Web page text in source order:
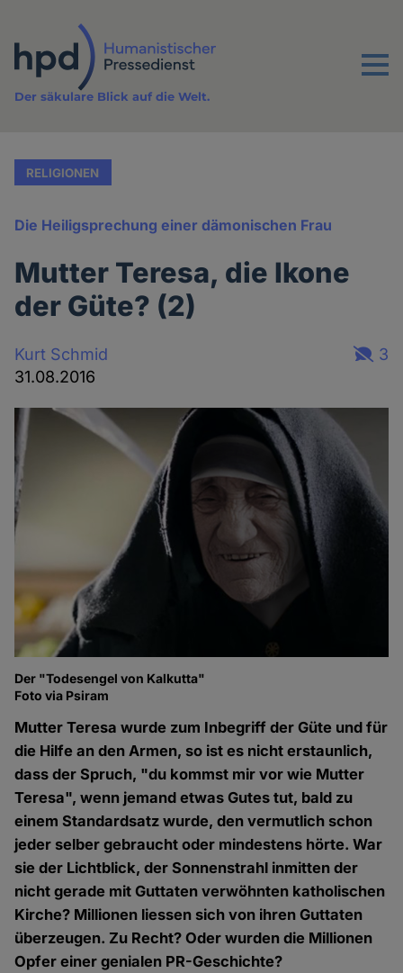
Inhalt
Menu
Der säkulare Blick auf die Welt.
RELIGIONEN
Die Heiligsprechung einer dämonischen Frau
Mutter Teresa, die Ikone
der Güte? (2)
Kurt Schmid
31.08.2016
3
Der "Todesengel von Kalkutta"
Foto via Psiram
Mutter Teresa wurde zum Inbegriff der Güte und für
die Hilfe an den Armen, so ist es nicht erstaunlich,
dass der Spruch, "du kommst mir vor wie Mutter
Teresa", wenn jemand etwas Gutes tut, bald zu
einem Standardsatz wurde, den vermutlich schon
jeder selber gebraucht oder mindestens hörte. War
sie der Lichtblick, der Sonnenstrahl inmitten der
nicht gerade mit Guttaten verwöhnten katholischen
Kirche? Millionen liessen sich von ihren Guttaten
überzeugen. Zu Recht? Oder wurden die Millionen
Opfer einer genialen PR-Geschichte?